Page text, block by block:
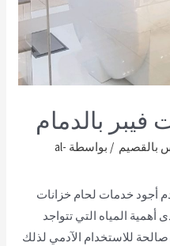
بالدمام
بالقصيم / بواسطة al-
أجود خدمات لحام خزانات
المياه التي تتواجد
للاستخدام الآدمي لذلك